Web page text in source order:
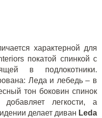
характерной для
покатой спинкой с
в подлокотники.
Леда и лебедь – в
тон боковин спинок
добавляет легкости, а
делает диван Leda